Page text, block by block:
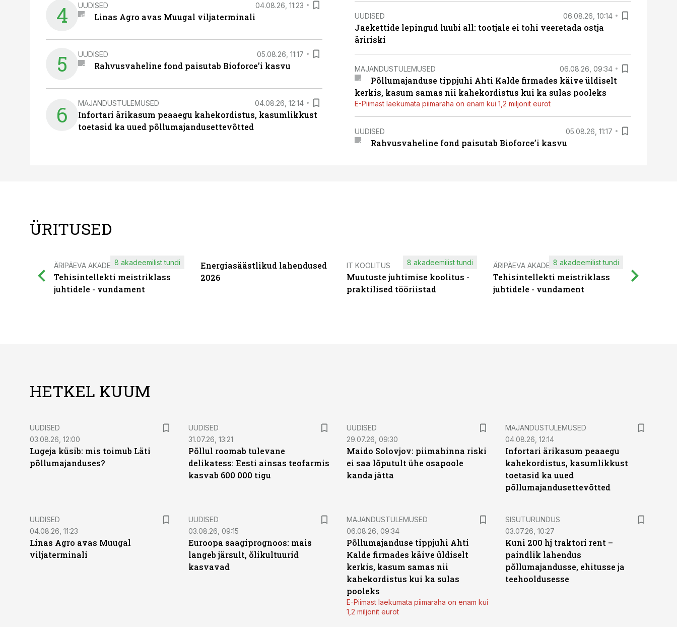
4 UUDISED 04.08.26, 11:23
Linas Agro avas Muugal viljaterminali
5 UUDISED 05.08.26, 11:17
Rahvusvaheline fond paisutab Bioforce’i kasvu
6 MAJANDUSTULEMUSED 04.08.26, 12:14
Infortari ärikasum peaaegu kahekordistus, kasumlikkust
toetasid ka uued põllumajandusettevõtted
UUDISED 06.08.26, 10:14
Jaekettide lepingud luubi all: tootjale ei tohi veeretada ostja
äririski
MAJANDUSTULEMUSED 06.08.26, 09:34
Põllumajanduse tippjuhi Ahti Kalde firmades käive üldiselt
kerkis, kasum samas nii kahekordistus kui ka sulas pooleks
E-Piimast laekumata piimaraha on enam kui 1,2 miljonit eurot
UUDISED 05.08.26, 11:17
Rahvusvaheline fond paisutab Bioforce’i kasvu
ÜRITUSED
ÄRIPÄEVA AKADEEMIA
Tehisintellekti meistriklass
juhtidele - vundament
8 akadeemilist tundi
Energiasäästlikud lahendused
2026
IT KOOLITUS
Muutuste juhtimise koolitus -
praktilised tööriistad
8 akadeemilist tundi ÄRIPÄEVA AKADEEMIA
Tehisintellekti meistriklass
juhtidele - vundament
8 akadeemilist tundi
HETKEL KUUM
UUDISED
03.08.26, 12:00
Lugeja küsib: mis toimub Läti
põllumajanduses?
UUDISED
31.07.26, 13:21
Põllul roomab tulevane
delikatess: Eesti ainsas teofarmis
kasvab 600 000 tigu
UUDISED
29.07.26, 09:30
Maido Solovjov: piimahinna riski
ei saa lõputult ühe osapoole
kanda jätta
MAJANDUSTULEMUSED
04.08.26, 12:14
Infortari ärikasum peaaegu
kahekordistus, kasumlikkust
toetasid ka uued
põllumajandusettevõtted
UUDISED
04.08.26, 11:23
Linas Agro avas Muugal
viljaterminali
UUDISED
03.08.26, 09:15
Euroopa saagiprognoos: mais
langeb järsult, õlikultuurid
kasvavad
MAJANDUSTULEMUSED
06.08.26, 09:34
Põllumajanduse tippjuhi Ahti
Kalde firmades käive üldiselt
kerkis, kasum samas nii
kahekordistus kui ka sulas
pooleks
E-Piimast laekumata piimaraha on enam kui
1,2 miljonit eurot
ST
SISUTURUNDUS
03.07.26, 10:27
Kuni 200 hj traktori rent –
paindlik lahendus
põllumajandusse, ehitusse ja
teehooldusesse